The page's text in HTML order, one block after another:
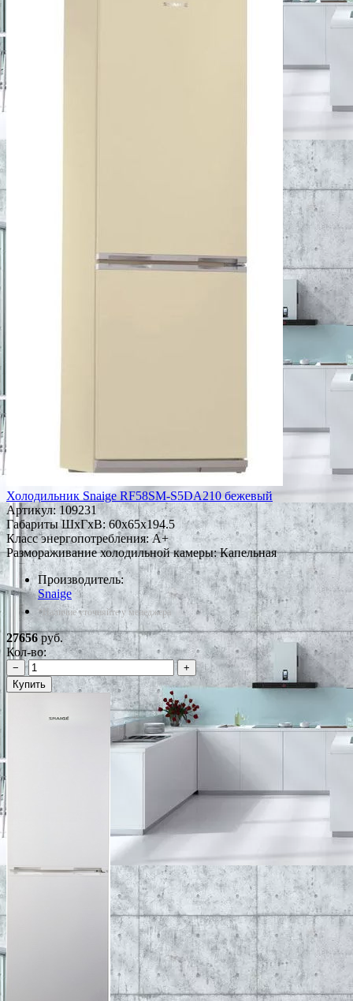
Холодильник Snaige RF58SM-S5DA210 бежевый
Артикул:109231
Габариты ШxГxВ: 60x65x194.5
Класс энергопотребления: A+
Размораживание холодильной камеры: Капельная
Производитель:
Snaige
*Наличие уточняйте у менеджера
27656руб.
Кол-во:
−
+
Купить